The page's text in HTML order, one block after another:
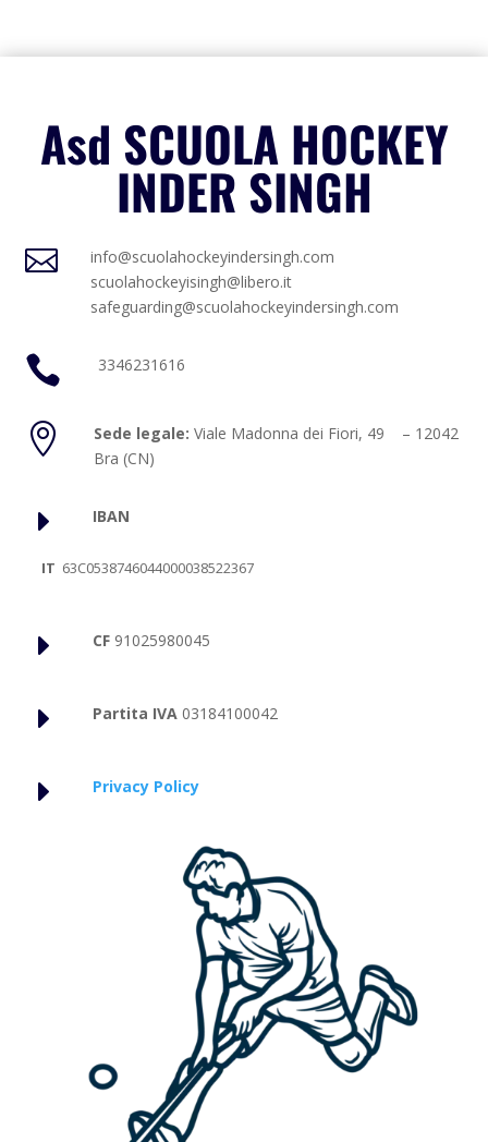
Asd SCUOLA HOCKEY
INDER SINGH

info@scuolahockeyindersingh.com
scuolahockeyisingh@libero.it
safeguarding@scuolahockeyindersingh.com
 3346231616
 Sede legale: Viale Madonna dei Fiori, 49 – 12042
Bra (CN)
E IBAN
IT 63C0538746044000038522367
E CF91025980045
E Partita IVA 03184100042
E Privacy Policy